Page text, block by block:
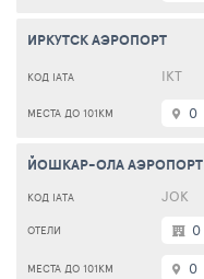
ИРКУТСК АЭРОПОРТ
IKT
0
ЙОШКАР-ОЛА АЭРОПОРТ
JOK
0
0